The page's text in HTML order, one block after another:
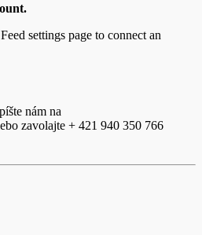
settings page to connect an
nám na
zavolajte + 421 940 350 766